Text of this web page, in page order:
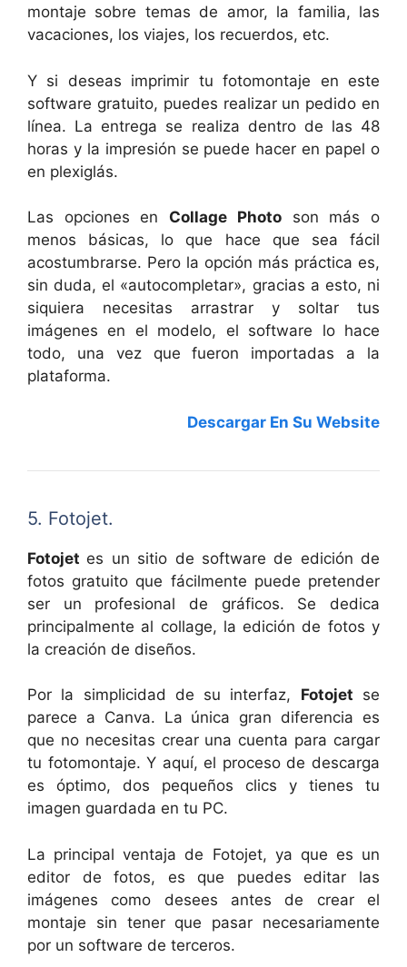
montaje sobre temas de amor, la familia, las
vacaciones, los viajes, los recuerdos, etc.
Y si deseas imprimir tu fotomontaje en este
software gratuito, puedes realizar un pedido en
línea. La entrega se realiza dentro de las 48
horas y la impresión se puede hacer en papel o
en plexiglás.
Las opciones en Collage Photoson más o
menos básicas, lo que hace que sea fácil
acostumbrarse. Pero la opción más práctica es,
sin duda, el «autocompletar», gracias a esto, ni
siquiera necesitas arrastrar y soltar tus
imágenes en el modelo, el software lo hace
todo, una vez que fueron importadas a la
plataforma.
Descargar En Su Website
5. Fotojet.
Fotojet es un sitio de software de edición de
fotos gratuito que fácilmente puede pretender
ser un profesional de gráficos. Se dedica
principalmente al collage, la edición de fotos y
la creación de diseños.
Por la simplicidad de su interfaz, Fotojet se
parece a Canva. La única gran diferencia es
que no necesitas crear una cuenta para cargar
tu fotomontaje. Y aquí, el proceso de descarga
es óptimo, dos pequeños clics y tienes tu
imagen guardada en tu PC.
La principal ventaja de Fotojet, ya que es un
editor de fotos, es que puedes editar las
imágenes como desees antes de crear el
montaje sin tener que pasar necesariamente
por un software de terceros.